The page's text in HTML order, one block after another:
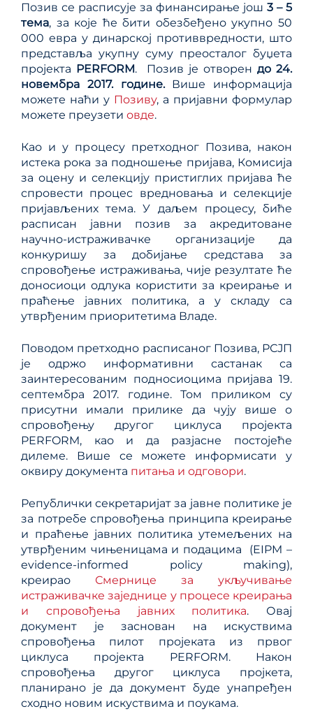
Позив се расписује за финансирање још 3 – 5
тема, за које ће бити обезбеђено укупно 50
000 евра у динарској противвредности, што
представља укупну суму преосталог буџета
пројекта PERFORM. Позив је отворен до 24.
новембра 2017. године.Више информација
можете наћи у Позиву, а пријавни формулар
можете преузети овде.
Као и у процесу претходног Позива, након
истека рока за подношење пријава, Комисија
за оцену и селекцију пристиглих пријава ће
спровести процес вредновања и селекције
пријављених тема. У даљем процесу, биће
расписан јавни позив за акредитоване
научно-истраживачке организације да
конкуришу за добијање средстава за
спровођење истраживања, чије резултате ће
доносиоци одлука користити за креирање и
праћење јавних политика, а у складу са
утврђеним приоритетима Владе.
Поводом претходно расписаног Позива, РСЈП
је одржо информативни састанак са
заинтересованим подносиоцима пријава 19.
септембра 2017. године. Том приликом су
присутни имали прилике да чују више о
спровођењу другог циклуса пројекта
PERFORM, као и да разјасне постојеће
дилеме. Више се можете информисати у
оквиру документа питања и одговори.
Републички секретаријат за јавне политике је
за потребе спровођења принципа креирање
и праћење јавних политика утемељених на
утврђеним чињеницама и подацима (EIPM –
evidence-informed policy making),
креирао Смернице за укључивање
истраживачке заједнице у процесе креирања
и спровођења јавних политика. Овај
документ је заснован на искуствима
спровођења пилот пројеката из првог
циклуса пројекта PERFORM. Након
спровођења другог циклуса пројкета,
планирано је да документ буде унапређен
сходно новим искуствима и поукама.